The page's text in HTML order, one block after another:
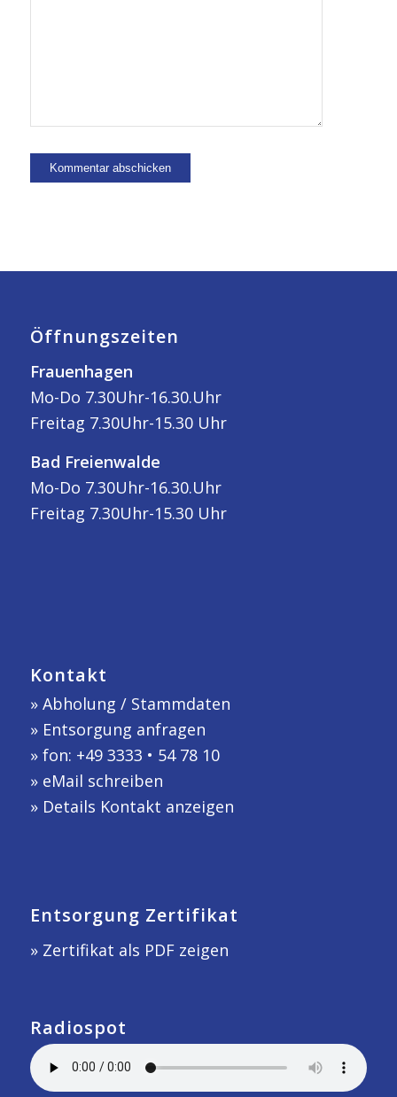
Öffnungszeiten
Frauenhagen
Mo-Do 7.30Uhr-16.30.Uhr
Freitag 7.30Uhr-15.30 Uhr
Bad Freienwalde
Mo-Do 7.30Uhr-16.30.Uhr
Freitag 7.30Uhr-15.30 Uhr
Kontakt
» Abholung / Stammdaten
» Entsorgung anfragen
» fon: +49 3333 • 54 78 10
» eMail schreiben
» Details Kontakt anzeigen
Entsorgung Zertifikat
» Zertifikat als PDF zeigen
Radiospot